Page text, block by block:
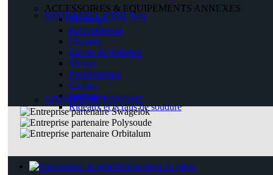
SOUDAGE LASER New
ACCESSOIRES & EQUIPEMENTS ANNEXES
Dévidoirs
Refroidisseurs
Chariots
Etuves de maintien
Vireurs
Positionneurs
Clamps
Inertage
Rideaux et écrans de soudure
GROUPE AUTONOME
Préparation du tubes